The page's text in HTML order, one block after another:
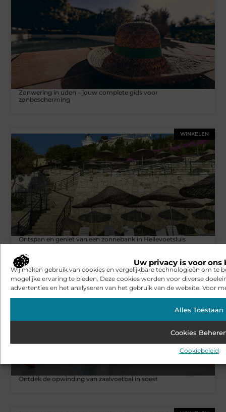
Uw privacy is voor
Wij maken gebruik van cookies en vergelijkbare technologieën om te
mogelijke ervaring te bieden. Deze cookies worden voor diverse
advertenties en het analyseren van het gebruik van de website. Voor
Alles Toestaan
Cookies
Cookiebeleid
Zonwering in uden – jouw complete gids voor
zonbescherming
WINKELEN
Ontspan en geniet van een zonnebank in Hellevoetsluis
WINKELEN
Ontdek de opwinding van zaalvoetbal in soest